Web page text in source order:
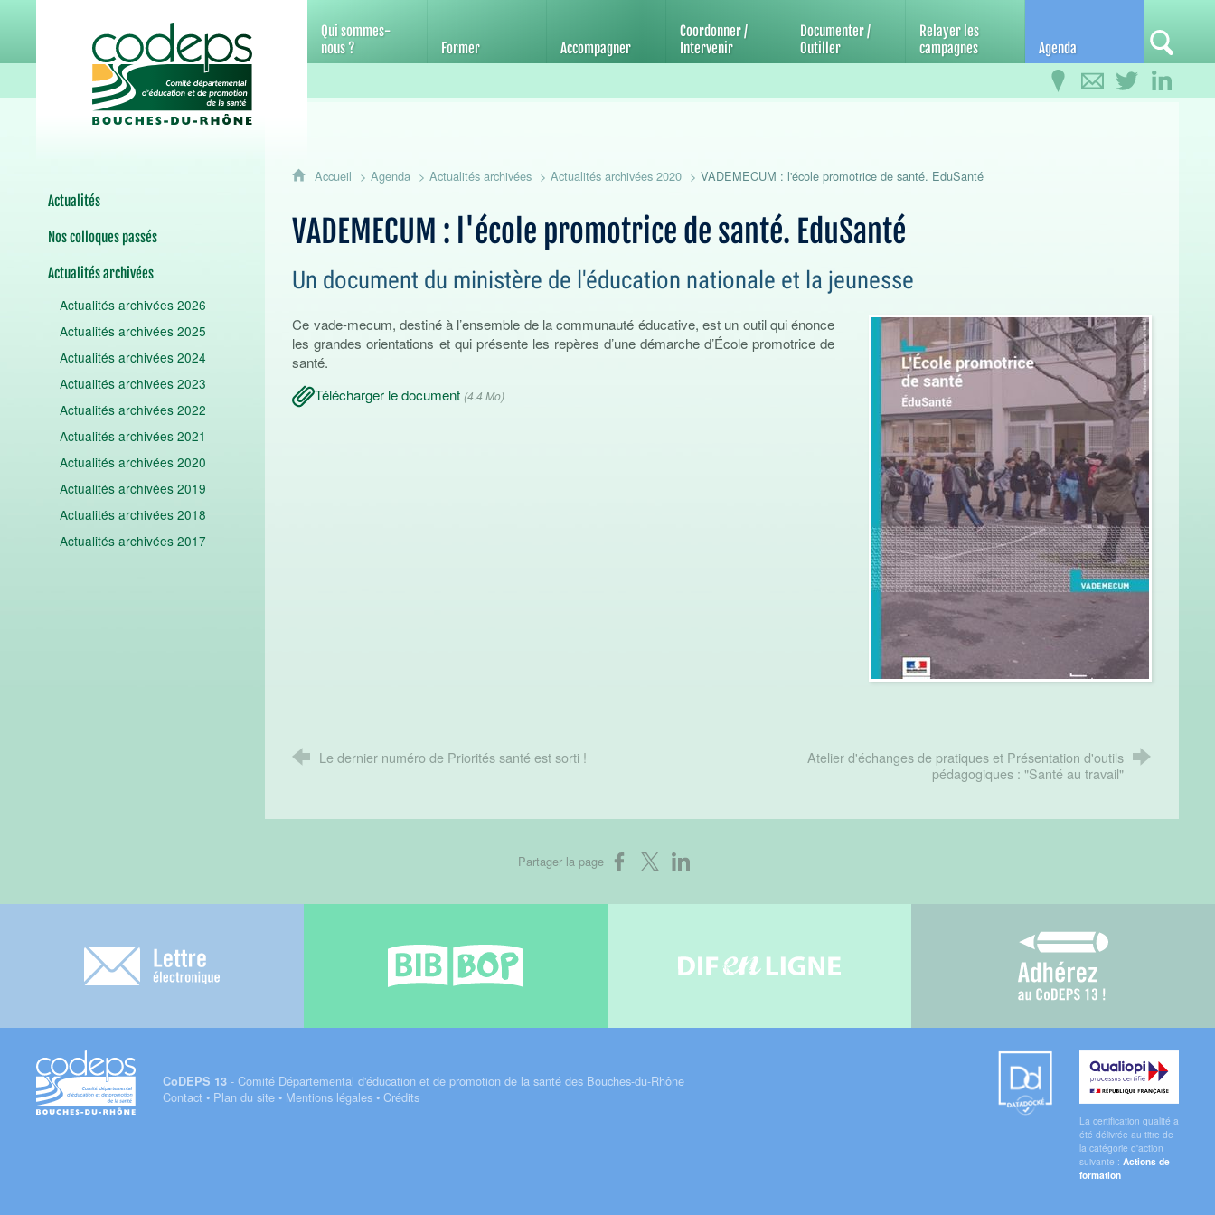
Qui sommes-
nous ?
Former Accompagner
Coordonner /
Intervenir
Documenter /
Outiller
Relayer les
campagnes
Agenda
Actualités
Nos colloques passés
Actualités archivées
Actualités archivées 2026
Actualités archivées 2025
Actualités archivées 2024
Actualités archivées 2023
Actualités archivées 2022
Actualités archivées 2021
Actualités archivées 2020
Actualités archivées 2019
Actualités archivées 2018
Actualités archivées 2017
Accueil Agenda Actualités archivées Actualités archivées 2020 VADEMECUM : l'école promotrice de santé. EduSanté
VADEMECUM : l'école promotrice de santé. EduSanté
Un document du ministère de l'éducation nationale et la jeunesse
Ce vade-mecum, destiné à l’ensemble de la communauté éducative, est un outil qui énonce
les grandes orientations et qui présente les repères d’une démarche d’École promotrice de
santé.
Télécharger le document (4.4 Mo)
Le dernier numéro de Priorités santé est sorti !
Atelier d'échanges de pratiques et Présentation d'outils
pédagogiques : "Santé au travail"
Partager la page Partager sur Facebook
Partager sur XPartager sur LinkedIn
CoDEPS 13 - Comité Départemental d'éducation et de promotion de la santé des Bouches-du-Rhône
Contact • Plan du site • Mentions légales •Crédits
Qualiopi
La certification qualité a
été délivrée au titre de
la catégorie d'action
suivante : Actions de
formation